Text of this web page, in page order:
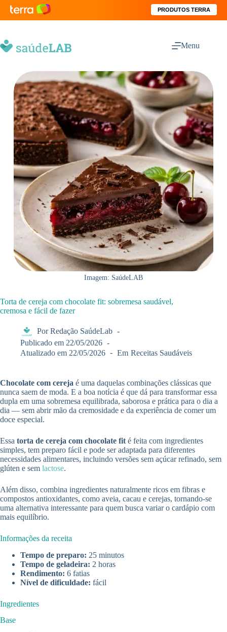
PRODUTOS TERRA
Menu
Imagem: SaúdeLAB
Torta de cereja com chocolate fit: sobremesa saudável,
cremosa e fácil de fazer
Por Redação SaúdeLab
Publicado em 22/05/2026
Atualizado em 22/05/2026 Em Receitas Saudáveis
Chocolate com cereja é uma daquelas combinações clássicas que
nunca saem de moda. E a boa notícia é que dá para transformar essa
dupla em uma sobremesa equilibrada, saborosa e prática para o dia a
dia — sem abrir mão da cremosidade e da experiência de comer um
doce especial.
Essa torta de cereja com chocolate fit é feita com ingredientes
simples, tem preparo fácil e pode ser adaptada para diferentes
necessidades alimentares, incluindo versões sem açúcar refinado, sem
glúten e sem lactose.
Além disso, combina ingredientes naturalmente ricos em fibras e
compostos antioxidantes, como aveia, cacau e cerejas, tornando-se
uma alternativa interessante para quem busca variar o cardápio com
mais equilíbrio.
Informações da receita
Tempo de preparo: 25 minutos
Tempo de geladeira: 2 horas
Rendimento: 6 fatias
Nível de dificuldade: fácil
Ingredientes
Base